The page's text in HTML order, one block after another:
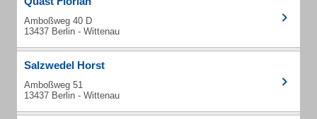
Amboßweg 40 D
13437 Berlin - Wittenau
Salzwedel Horst
Amboßweg 51
13437 Berlin - Wittenau